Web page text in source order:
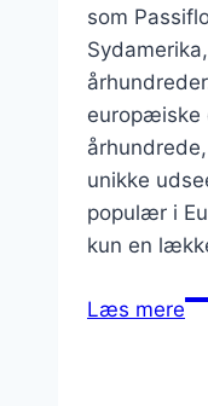
som
europæiske
unikke
populær i
kun en
Læs mere